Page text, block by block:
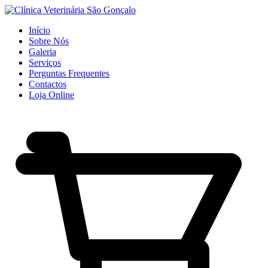
Início
Sobre Nós
Galeria
Serviços
Perguntas Frequentes
Contactos
Loja Online